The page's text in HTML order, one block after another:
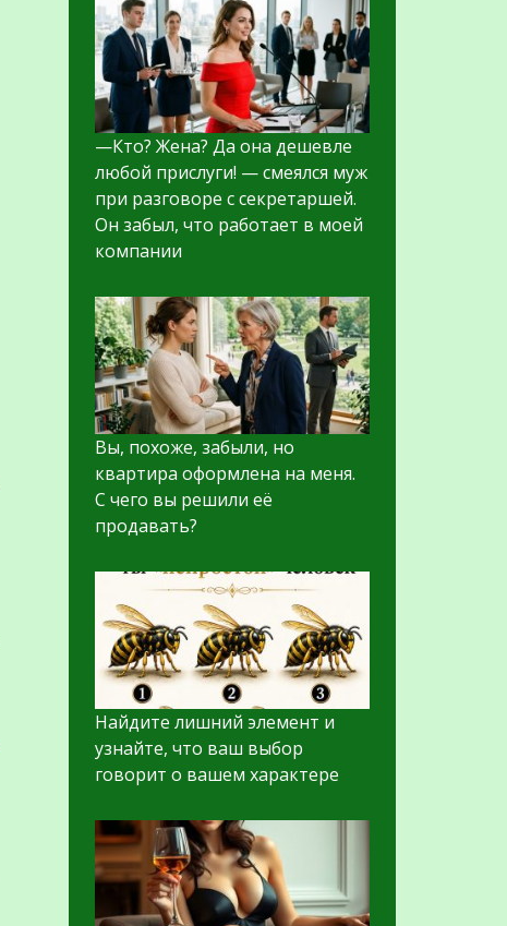
—Кто? Жена? Да она дешевле
любой прислуги! — смеялся муж
при разговоре с секретаршей.
Он забыл, что работает в моей
компании
Вы, похоже, забыли, но
квартира оформлена на меня.
С чего вы решили её
продавать?
Найдите лишний элемент и
узнайте, что ваш выбор
говорит о вашем характере